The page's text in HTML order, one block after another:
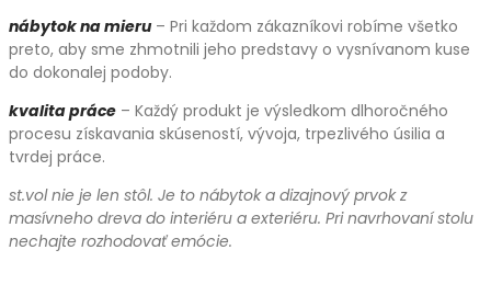
nábytok na mieru– Pri každom zákazníkovi robíme všetko
preto, aby sme zhmotnili jeho predstavy o vysnívanom kuse
do dokonalej podoby.
kvalita práce – Každý produkt je výsledkom dlhoročného
procesu získavania skúseností, vývoja, trpezlivého úsilia a
tvrdej práce.
st.vol nie je len stôl. Je to nábytok a dizajnový prvok z
masívneho dreva do interiéru a exteriéru. Pri navrhovaní stolu
nechajte rozhodovať emócie.